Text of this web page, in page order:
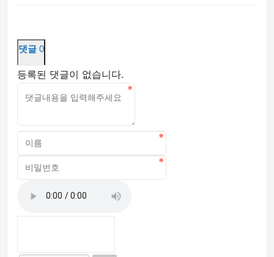
댓글 0
등록된 댓글이 없습니다.